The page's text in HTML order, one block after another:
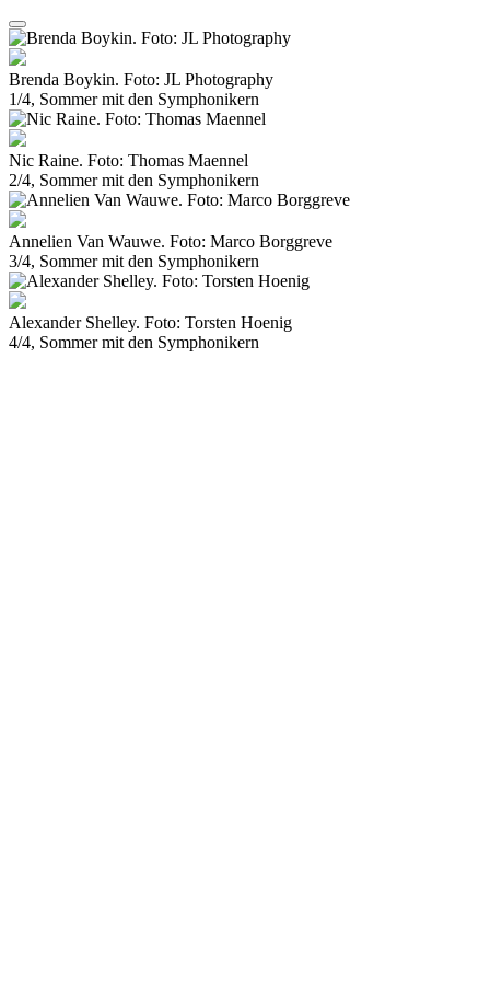
Brenda Boykin. Foto: JL Photography
1/4, Sommer mit den Symphonikern
Nic Raine. Foto: Thomas Maennel
2/4, Sommer mit den Symphonikern
Annelien Van Wauwe. Foto: Marco Borggreve
3/4, Sommer mit den Symphonikern
Alexander Shelley. Foto: Torsten Hoenig
4/4, Sommer mit den Symphonikern